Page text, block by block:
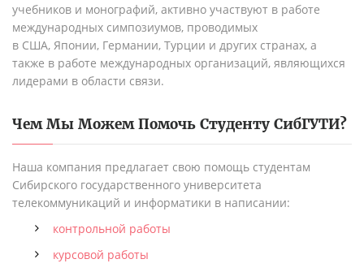
учебников и монографий, активно участвуют в работе
международных симпозиумов, проводимых
в США, Японии, Германии, Турции и других странах, а
также в работе международных организаций, являющихся
лидерами в области связи.
Чем Мы Можем Помочь Студенту СибГУТИ?
Наша компания предлагает свою помощь студентам
Сибирского государственного университета
телекоммуникаций и информатики в написании:
контрольной работы
курсовой работы